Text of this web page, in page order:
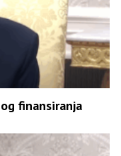
finansiranja